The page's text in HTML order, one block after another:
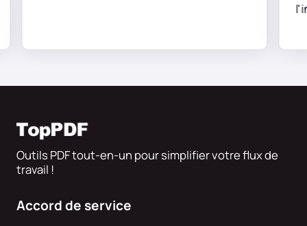
Outils PDF tout-en-un pour simplifier votre flux de
travail !
Accord de service